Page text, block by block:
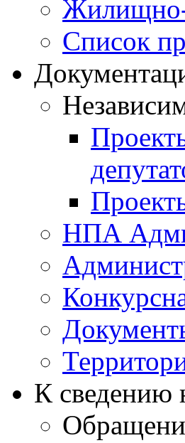
Жилищно-
Список
НПА
К сведению